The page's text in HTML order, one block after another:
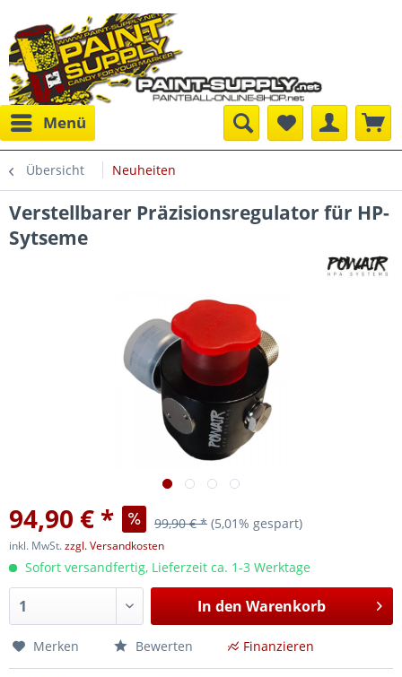
Menü
Übersicht Neuheiten
Verstellbarer Präzisionsregulator für HP-
Sytseme
94,90 € * 99,90 € * (5,01% gespart)
inkl. MwSt.zzgl. Versandkosten
Sofort versandfertig, Lieferzeit ca. 1-3 Werktage
In den Warenkorb
Merken Bewerten Finanzieren